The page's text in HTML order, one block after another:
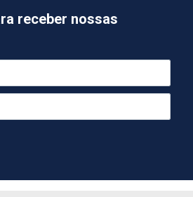
receber nossas